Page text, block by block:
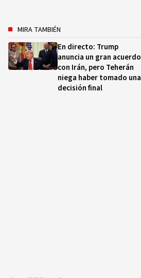
MIRA TAMBIÉN
En directo: Trump
anuncia un gran acuerdo
con Irán, pero Teherán
niega haber tomado una
decisión final